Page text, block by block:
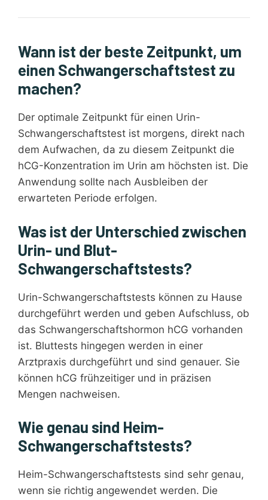
Wann ist der beste Zeitpunkt, um
einen Schwangerschaftstest zu
machen?
Der optimale Zeitpunkt für einen Urin-
Schwangerschaftstest ist morgens, direkt nach
dem Aufwachen, da zu diesem Zeitpunkt die
hCG-Konzentration im Urin am höchsten ist. Die
Anwendung sollte nach Ausbleiben der
erwarteten Periode erfolgen.
Was ist der Unterschied zwischen
Urin- und Blut-
Schwangerschaftstests?
Urin-Schwangerschaftstests können zu Hause
durchgeführt werden und geben Aufschluss, ob
das Schwangerschaftshormon hCG vorhanden
ist. Bluttests hingegen werden in einer
Arztpraxis durchgeführt und sind genauer. Sie
können hCG frühzeitiger und in präzisen
Mengen nachweisen.
Wie genau sind Heim-
Schwangerschaftstests?
Heim-Schwangerschaftstests sind sehr genau,
wenn sie richtig angewendet werden. Die